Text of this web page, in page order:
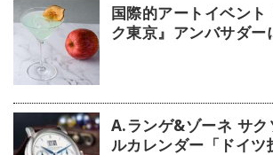
国際的アートイベント
ク東京』アンバサダー
A.ランゲ&ゾーネ サクソニア
ルカレンダー「ドイツ